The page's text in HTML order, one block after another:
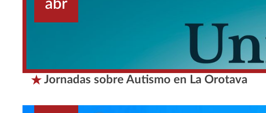
abr
Jornadas sobre Autismo en La Orotava